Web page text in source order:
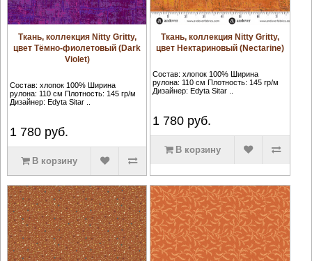
Ткань, коллекция Nitty Gritty,
цвет Тёмно-фиолетовый (Dark
Violet)
Состав: хлопок 100% Ширина
рулона: 110 см Плотность: 145 гр/м
Дизайнер: Edyta Sitar ..
1 780руб.
В корзину
Ткань, коллекция Nitty Gritty,
цвет Нектариновый (Nectarine)
Состав: хлопок 100% Ширина
рулона: 110 см Плотность: 145 гр/м
Дизайнер: Edyta Sitar ..
1 780 руб.
В корзину